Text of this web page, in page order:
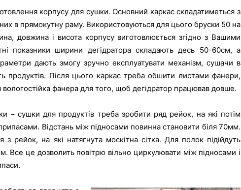
корпусу для сушки. Основний каркас складатиметься з
в прямокутну раму. Використовуються для цього бруски 50 на
довжина і висота корпусу виготовлюється згідно з Вашими
показники ширини дегідратора складають десь 50-60см, а
дають змогу зручно експлуатувати механізм, сушачи в
продуктів. Після цього каркас треба обшити листами фанери,
вологостійка фанера для того, щоб дегідратор працював довше.
– сушки для продуктів треба зробити ряд рейок, на які потім
Відстань між підносами повинна становити біля 70мм.
з рейок, на які натягнута москітна сітка. Для полок підійдуть
Все це дозволить повітрю вільно циркулювати між підносами і